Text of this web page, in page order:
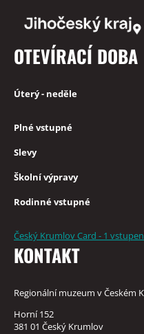
OTEVÍRACÍ DOBA
Úterý - neděle
Plné vstupné
Slevy
Školní výpravy
Rodinné vstupné
Český Krumlov Card - 1
KONTAKT
Regionální muzeum v Českém
Horní 152
381 01 Český Krumlov